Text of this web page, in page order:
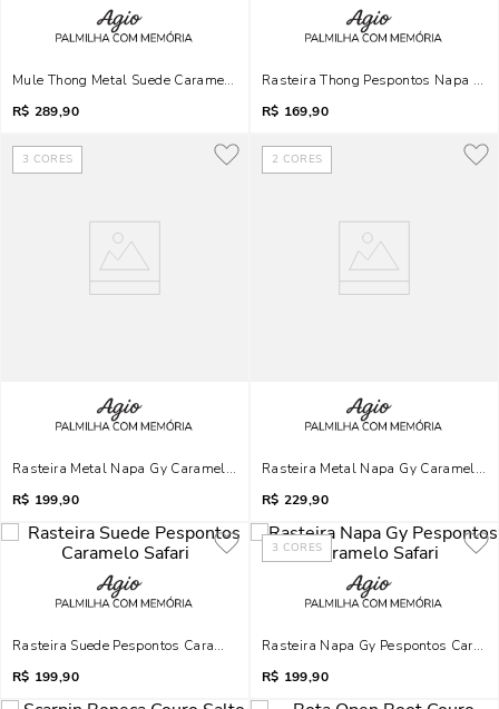
Mule Thong Metal Suede Caramelo Safari Salto Fino
R$ 289,90
Rasteira Thong Pespontos Napa Gy
R$ 169,90
3 CORES
Rasteira Metal Napa Gy Caramelo Safari
R$ 199,90
2 CORES
Rasteira Metal Napa Gy Caramelo
R$ 229,90
Rasteira Suede Pespontos Caramelo Safari
R$ 199,90
3 CORES
Rasteira Napa Gy Pespontos
R$ 199,90